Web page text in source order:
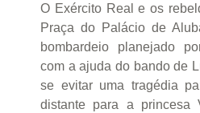
O Exército Real e os
Praça do Palácio de
bombardeio planejado
com a ajuda do bando de
se evitar uma tragédia
distante para a princesa